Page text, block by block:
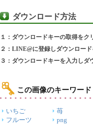
ダウンロード方法
１：ダウンロードキーの取得をク
２：LINE@に登録しダウンロー
３：ダウンロードキーを入力しダ
この画像のキーワード
いちご 苺
フルーツ
png